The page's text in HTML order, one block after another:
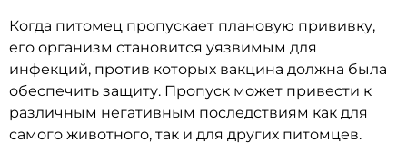
Когда питомец пропускает плановую прививку,
его организм становится уязвимым для
инфекций, против которых вакцина должна была
обеспечить защиту. Пропуск может привести к
различным негативным последствиям как для
самого животного, так и для других питомцев.